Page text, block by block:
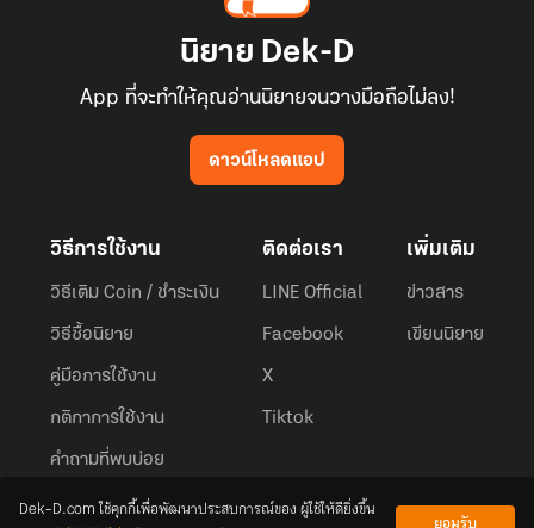
นิยาย Dek-D
App ที่จะทำให้คุณอ่านนิยายจนวางมือถือไม่ลง!
ดาวน์โหลดแอป
วิธีการใช้งาน
วิธีเติม Coin / ชำระเงิน
วิธีซื้อนิยาย
คู่มือการใช้งาน
กติกาการใช้งาน
คำถามที่พบบ่อย
ติดต่อเรา
LINE Official
Facebook
X
Tiktok
เพิ่มเติม
ข่าวสาร
เขียนนิยาย
Dek-D.com ใช้คุกกี้เพื่อพัฒนาประสบการณ์ของ ผู้ใช้ให้ดียิ่งขึ้น